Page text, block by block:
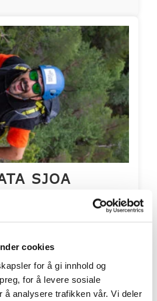
cookies
for å gi innhold og
for å levere sosiale
å analysere trafikken vår. Vi deler
SJOA
luften med flott utsikt over
person
år
Nei
BOOK